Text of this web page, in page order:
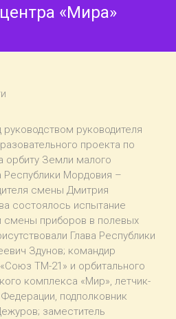
«Мира»
руководством руководителя
проекта по
орбиту Земли малого
Республики Мордовия –
смены Дмитрия
состоялось испытание
смены приборов в полевых
Глава Республики
Здунов; командир
ТМ-21» и орбитального
комплекса «Мир», летчик-
подполковник
заместитель